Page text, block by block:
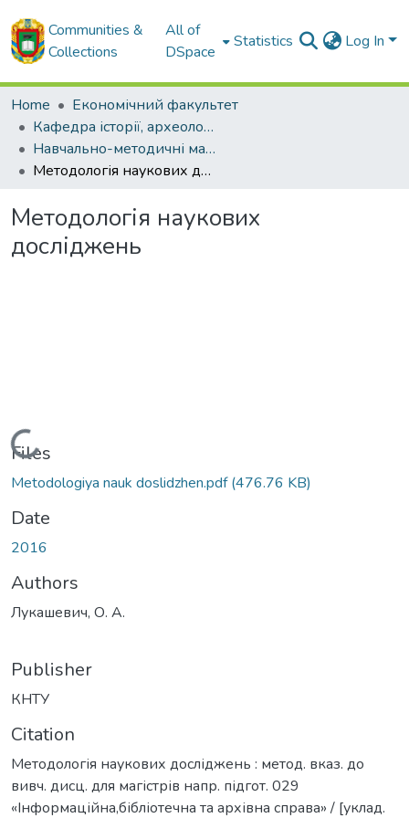
Communities &
Collections
All of
DSpace
Statistics Log In
Home
Економічний факультет
Кафедра історії, археології, інформаційної та архівної справи
Навчально-методичні матеріали кафедри історії, археології, інформаційної та архівної справи
Методологія наукових досліджень
Методологія наукових
досліджень
Loading...
Files
Metodologiya nauk doslidzhen.pdf(476.76 KB)
Date
2016
Authors
Лукашевич, О. А.
Publisher
КНТУ
Citation
Методологія наукових досліджень : метод. вказ. до
вивч. дисц. для магістрів напр. підгот. 029
«Інформаційна,бібліотечна та архівна справа» / [уклад.